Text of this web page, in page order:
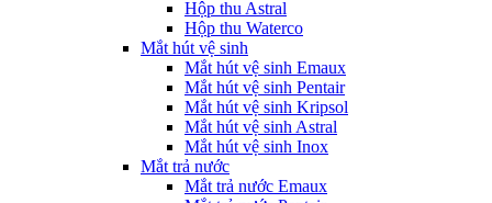
Hộp thu Astral
Hộp thu Waterco
Mắt hút vệ sinh
Mắt hút vệ sinh Emaux
Mắt hút vệ sinh Pentair
Mắt hút vệ sinh Kripsol
Mắt hút vệ sinh Astral
Mắt hút vệ sinh Inox
Mắt trả nước
Mắt trả nước Emaux